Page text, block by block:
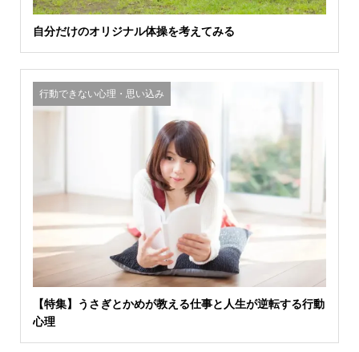
自分だけのオリジナル体操を考えてみる
行動できない心理・思い込み
【特集】うさぎとかめが教える仕事と人生が逆転する行動
心理